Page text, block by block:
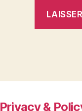
Privacy &